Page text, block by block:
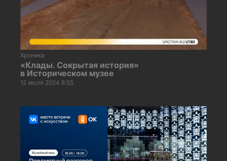
Хроника
«Клады. Сокрытая история»
в Историческом музее
12 июля 2024 8:55